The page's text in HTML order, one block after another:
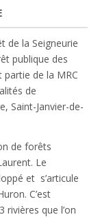
de la Seigneurie
publique des
partie de la MRC
de
Saint-Janvier-de-
de forêts
Le
et s’articule
C’est
rivières que l’on